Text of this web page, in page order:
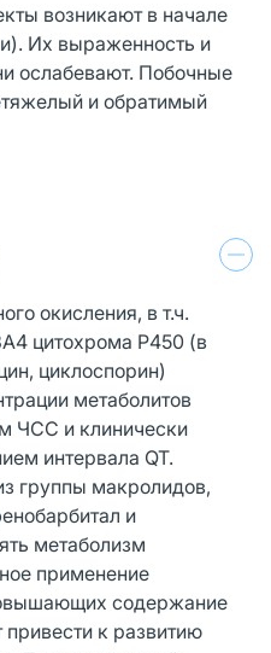
возникают в начале
Их выраженность и
ослабевают. Побочные
и обратимый
окисления, в т.ч.
цитохрома P450 (в
циклоспорин)
метаболитов
ЧСС и клинически
интервала QT.
группы макролидов,
и
метаболизм
применение
содержание
к развитию